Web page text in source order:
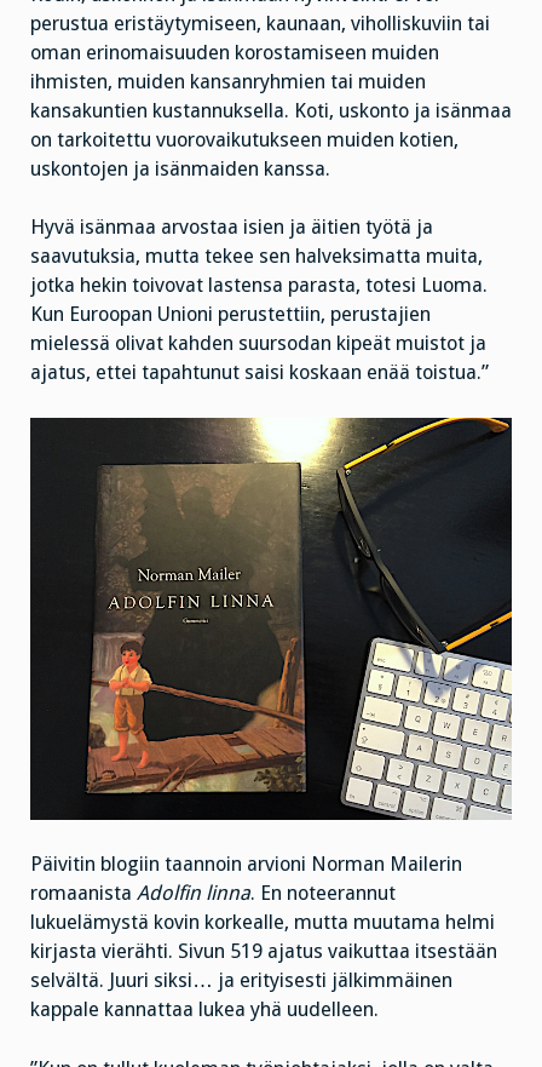
perustua eristäytymiseen, kaunaan, viholliskuviin tai
oman erinomaisuuden korostamiseen muiden
ihmisten, muiden kansanryhmien tai muiden
kansakuntien kustannuksella. Koti, uskonto ja isänmaa
on tarkoitettu vuorovaikutukseen muiden kotien,
uskontojen ja isänmaiden kanssa.
Hyvä isänmaa arvostaa isien ja äitien työtä ja
saavutuksia, mutta tekee sen halveksimatta muita,
jotka hekin toivovat lastensa parasta, totesi Luoma.
Kun Euroopan Unioni perustettiin, perustajien
mielessä olivat kahden suursodan kipeät muistot ja
ajatus, ettei tapahtunut saisi koskaan enää toistua.”
Päivitin blogiin taannoin arvioni Norman Mailerin
romaanista Adolfin linna. En noteerannut
lukuelämystä kovin korkealle, mutta muutama helmi
kirjasta vierähti. Sivun 519 ajatus vaikuttaa itsestään
selvältä. Juuri siksi… ja erityisesti jälkimmäinen
kappale kannattaa lukea yhä uudelleen.